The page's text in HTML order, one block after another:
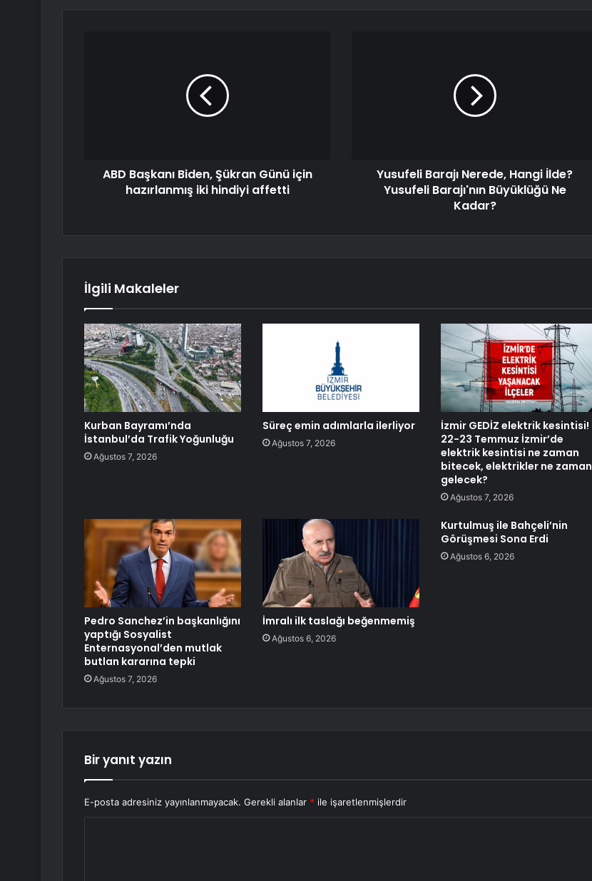
ABD Başkanı Biden, Şükran Günü için
hazırlanmış iki hindiyi affetti
Yusufeli Barajı Nerede, Hangi İlde?
Yusufeli Barajı'nın Büyüklüğü Ne
Kadar?
İlgili Makaleler
Kurban Bayramı’nda
İstanbul’da Trafik Yoğunluğu
Ağustos 7, 2026
Süreç emin adımlarla ilerliyor
Ağustos 7, 2026
İzmir GEDİZ elektrik kesintisi!
22-23 Temmuz İzmir’de
elektrik kesintisi ne zaman
bitecek, elektrikler ne zaman
gelecek?
Ağustos 7, 2026
Pedro Sanchez’in başkanlığını
yaptığı Sosyalist
Enternasyonal’den mutlak
butlan kararına tepki
Ağustos 7, 2026
İmralı ilk taslağı beğenmemiş
Ağustos 6, 2026
Kurtulmuş ile Bahçeli’nin
Görüşmesi Sona Erdi
Ağustos 6, 2026
Bir yanıt yazın
E-posta adresiniz yayınlanmayacak. Gerekli alanlar * ile işaretlenmişlerdir